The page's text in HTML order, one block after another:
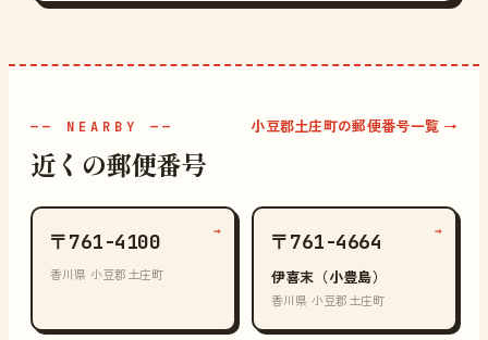
—— NEARBY ——
近くの郵便番号
小豆郡土庄町の郵便番号一覧 →
〒761-4100
香川県 小豆郡土庄町
→ 〒761-4664
伊喜末（小豊島）
香川県 小豆郡土庄町
→